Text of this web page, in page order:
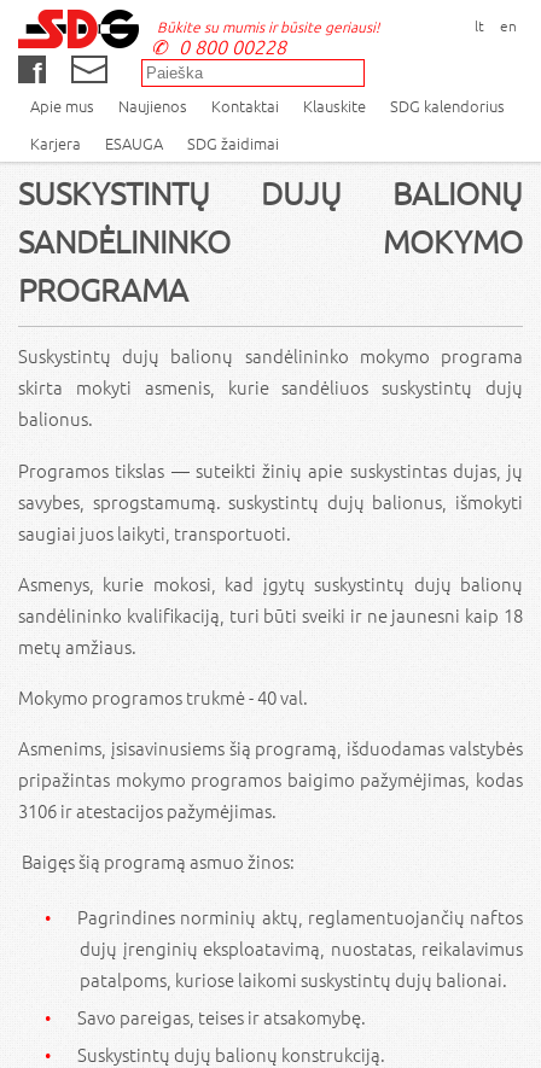
lt en
Būkite su mumis ir būsite geriausi!
0 800 00228
Apie mus Naujienos Kontaktai Klauskite
SDG kalendorius
Karjera
ESAUGA SDG žaidimai
SUSKYSTINTŲ DUJŲ BALIONŲ
SANDĖLININKO MOKYMO
PROGRAMA
Suskystintų dujų balionų sandėlininko mokymo programa
skirta mokyti asmenis, kurie sandėliuos suskystintų dujų
balionus.
Programos tikslas — suteikti žinių apie suskystintas dujas, jų
savybes, sprogstamumą. suskystintų dujų balionus, išmokyti
saugiai juos laikyti, transportuoti.
Asmenys, kurie mokosi, kad įgytų suskystintų dujų balionų
sandėlininko kvalifikaciją, turi būti sveiki ir ne jaunesni kaip 18
metų amžiaus.
Mokymo programos trukmė - 40 val.
Asmenims, įsisavinusiems šią programą, išduodamas valstybės
pri­pažintas mokymo programos baigimo pažymėjimas, kodas
3106 ir atestacijos pažymėjimas.
Baigęs šią programą asmuo žinos:
Pagrindines norminių aktų, reglamentuojančių naftos
dujų įrenginių eksploatavimą, nuostatas, reikalavimus
patalpoms, kuriose laikomi suskystintų dujų balionai.
Savo pareigas, teises ir atsakomybę.
Suskystintų dujų balionų konstrukciją.